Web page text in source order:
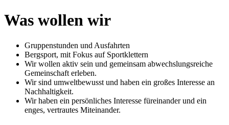
Was wollen wir
Gruppenstunden und Ausfahrten
Bergsport, mit Fokus auf Sportklettern
Wir wollen aktiv sein und gemeinsam abwechslungsreiche
Gemeinschaft erleben.
Wir sind umweltbewusst und haben ein großes Interesse an
Nachhaltigkeit.
Wir haben ein persönliches Interesse füreinander und ein
enges, vertrautes Miteinander.